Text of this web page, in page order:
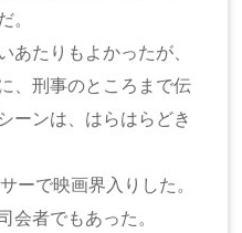
たりもよかったが、
、刑事のところまで伝
ーンは、はらはらどき
ーで映画界入りした。
会者でもあった。